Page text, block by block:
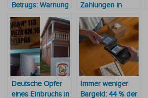
Betrugs: Warnung
vor gefälschten
QR-codierten
Bußgeldbescheiden
Zahlungen in
Paraguay werden
mit dem
Mobiltelefon
getätigt
Deutsche Opfer
eines Einbruchs in
Immer weniger
Bargeld: 44 % der